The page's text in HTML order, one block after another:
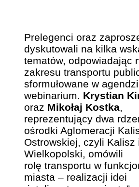
Prelegenci oraz
dyskutowali na kilka
tematów, odpowiadając
zakresu transportu
sformułowane w
webinarium. Krystian
oraz Mikołaj Kostka,
reprezentujący dwa
ośrodki Aglomeracji
Ostrowskiej, czyli Kalisz
Wielkopolski, omówili
rolę transportu w
miasta – realizacji idei